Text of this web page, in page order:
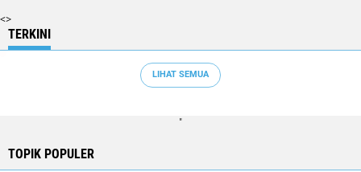
<>
TERKINI
LIHAT SEMUA
"
TOPIK POPULER